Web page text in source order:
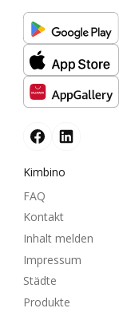
Kimbino
FAQ
Kontakt
Inhalt melden
Impressum
Städte
Produkte